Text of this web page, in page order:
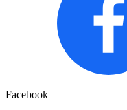
Facebook